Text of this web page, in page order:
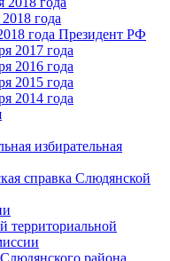
года
года Президент РФ
2017 года
2016 года
2015 года
2014 года
избирательная
справка Слюдянской
территориальной
района